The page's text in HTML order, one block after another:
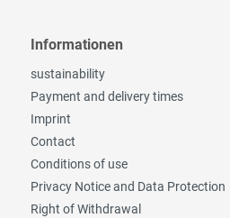
Informationen
sustainability
Payment and delivery times
Imprint
Contact
Conditions of use
Privacy Notice and Data Protection
Right of Withdrawal